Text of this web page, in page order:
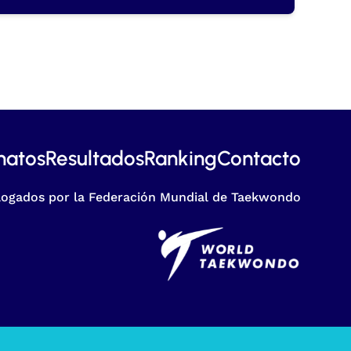
ResultadosRankingContacto
por la Federación Mundial de Taekwondo